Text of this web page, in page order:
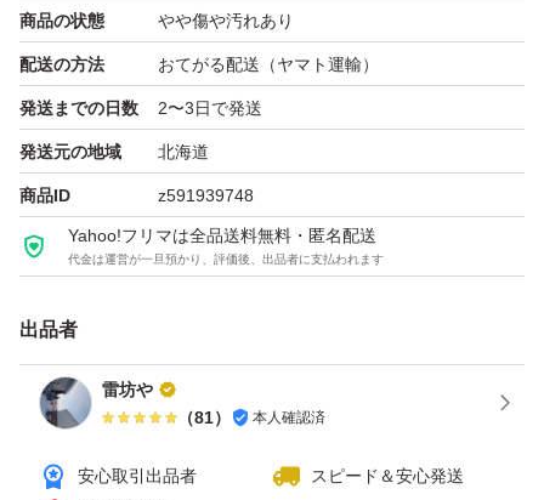
せん。
光学ドライブ：なし
ネットワーク：本体は有線のみ
※M.2WiFiソケットあり
ーラー
【出品お願い】出品物は中古品です。出品において動作品
認は行っていません。気が付いた個所については表示を心
商品の状態 やや傷や汚れあり
配送の方法 おてがる配送（ヤマト運輸）
発送までの日数 2〜3日で発送
発送元の地域 北海道
商品ID z591939748
Yahoo!フリマは全品送料無料・匿名配送
代金は運営が一旦預かり、評価後、出品者に支払われます
出品者
雷坊や
（81） 本人確認済
安心取引出品者
スピード＆安心発送